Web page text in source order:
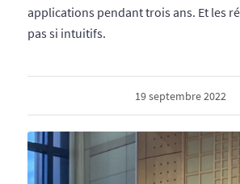
applications pendant trois ans. Et les
pas si intuitifs.
19 septembre 2022